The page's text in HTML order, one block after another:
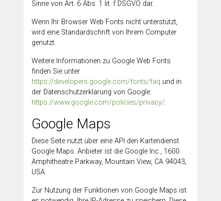
Sinne von Art. 6 Abs. 1 lit. f DSGVO dar.
Wenn Ihr Browser Web Fonts nicht unterstützt,
wird eine Standardschrift von Ihrem Computer
genutzt.
Weitere Informationen zu Google Web Fonts
finden Sie unter
https://developers.google.com/fonts/faq und in
der Datenschutzerklärung von Google:
https://www.google.com/policies/privacy/.
Google Maps
Diese Seite nutzt über eine API den Kartendienst
Google Maps. Anbieter ist die Google Inc., 1600
Amphitheatre Parkway, Mountain View, CA 94043,
USA.
Zur Nutzung der Funktionen von Google Maps ist